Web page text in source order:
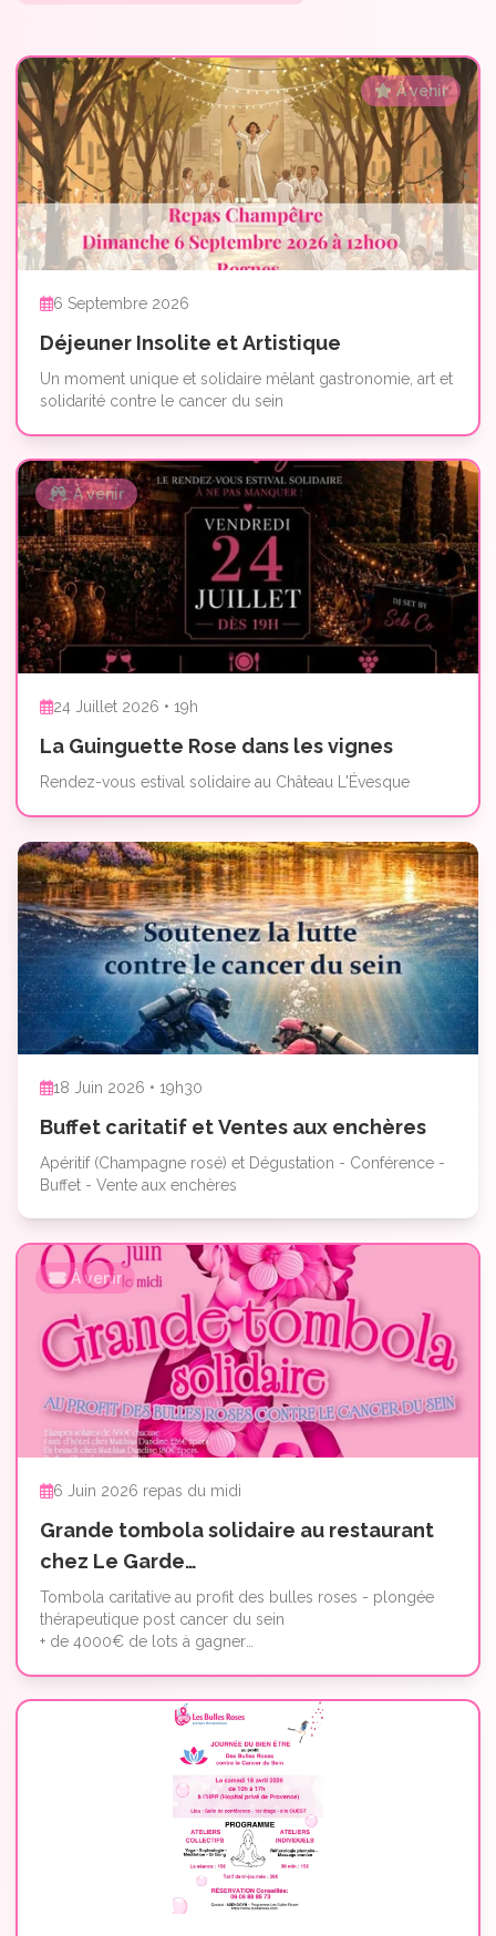
À venir
6 Septembre 2026
Déjeuner Insolite et Artistique
Un moment unique et solidaire mêlant gastronomie, art et
solidarité contre le cancer du sein
À venir
24 Juillet 2026 • 19h
La Guinguette Rose dans les vignes
Rendez-vous estival solidaire au Château L'Évesque
18 Juin 2026 • 19h30
Buffet caritatif et Ventes aux enchères
Apéritif (Champagne rosé) et Dégustation - Conférence -
Buffet - Vente aux enchères
À venir
6 Juin 2026 repas du midi
Grande tombola solidaire au restaurant
chez Le Garde
​Grande Tombola solidaire Uniquement
lors du midi midi
Tombola caritative au profit des bulles roses - plongée
thérapeutique post cancer du sein
+ de 4000€ de lots à gagner